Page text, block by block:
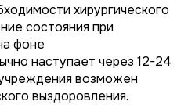
хирургического
состояния при
фоне
наступает через 12-24
возможен
выздоровления.